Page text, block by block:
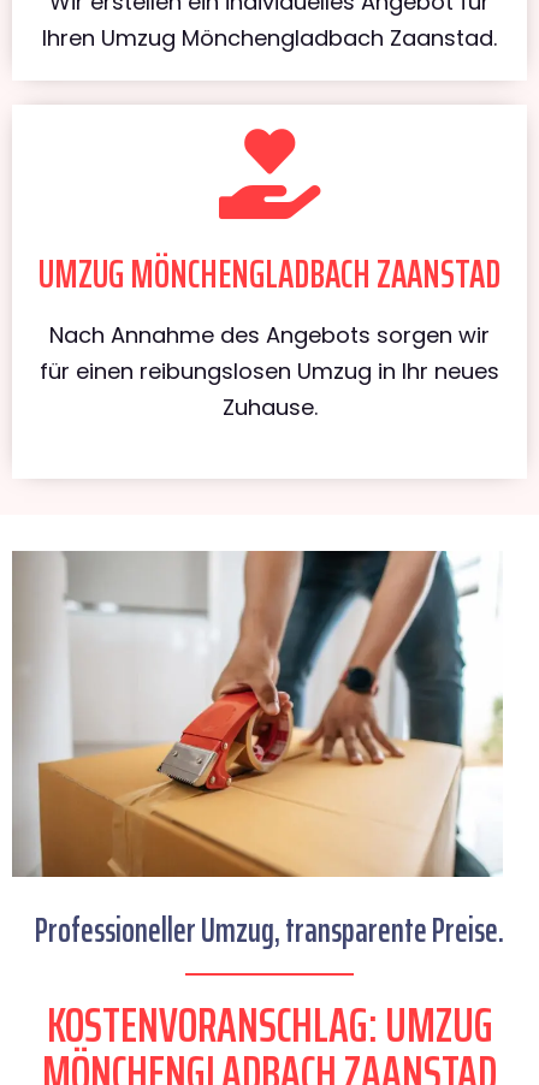
Ihren Umzug Mönchengladbach Zaanstad.
UMZUG MÖNCHENGLADBACH ZAANSTAD
Nach Annahme des Angebots sorgen wir
für einen reibungslosen Umzug in Ihr neues
Zuhause.
Professioneller Umzug, transparente Preise.
KOSTENVORANSCHLAG: UMZUG